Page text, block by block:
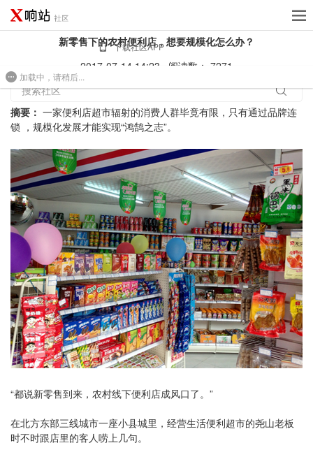
下载社区APP
搜索社区
新零售下的农村便利店，想要规模化怎么办？
2017-07-14 14:23
阅读数： 7271
摘要： 一家便利店超市辐射的消费人群毕竟有限，只有通过品牌连
锁 ，规模化发展才能实现“鸿鹄之志”。
“都说新零售到来，农村线下便利店成风口了。”
在北方东部三线城市一座小县城里，经营生活便利超市的尧山老板
时不时跟店里的客人唠上几句。
加载中，请稍后...